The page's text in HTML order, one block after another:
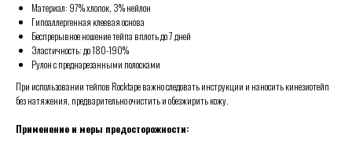
Материал: 97% хлопок, 3% нейлон
Гипоаллергенная клеевая основа
Беспрерывное ношение тейпа вплоть до 7 дней
Эластичность: до 180-190%
Рулон с преднарезанными полосками
При использовании тейпов Rocktape важно следовать инструкции и наносить кинезиотейп
без натяжения, предварительно очистить и обезжирить кожу.
Применение и меры предосторожности: